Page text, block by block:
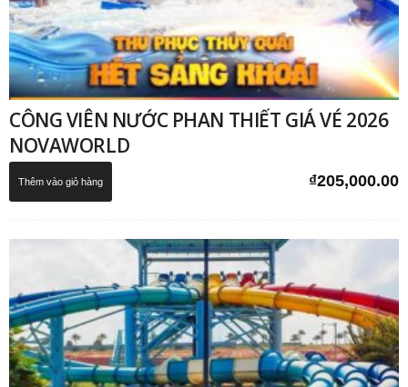
CÔNG VIÊN NƯỚC PHAN THIẾT GIÁ VÉ 2026
NOVAWORLD
₫205,000.00
Thêm vào giỏ hàng